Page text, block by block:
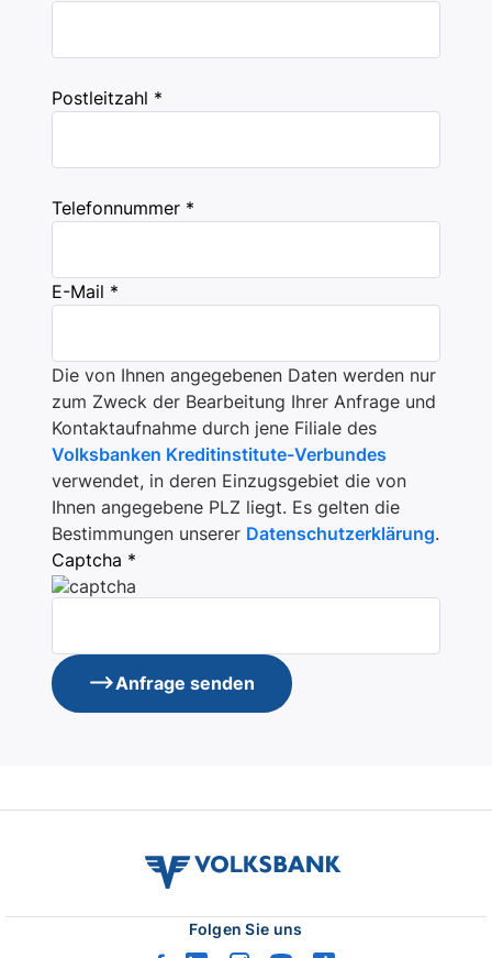
Postleitzahl *
Telefonnummer *
E-Mail *
Die von Ihnen angegebenen Daten werden nur
zum Zweck der Bearbeitung Ihrer Anfrage und
Kontaktaufnahme durch jene Filiale des
Volksbanken Kreditinstitute-Verbundes
verwendet, in deren Einzugsgebiet die von
Ihnen angegebene PLZ liegt. Es gelten die
Bestimmungen unserer Datenschutzerklärung.
Captcha *
Anfrage senden
volksbank
Folgen Sie uns